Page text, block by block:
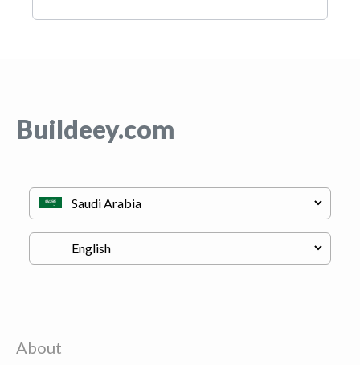
Buildeey.com
About